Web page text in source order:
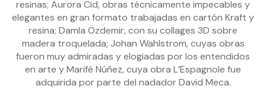
resinas; Aurora Cid, obras técnicamente impecables y
elegantes en gran formato trabajadas en cartón Kraft y
resina; Damla Özdemir, con su collages 3D sobre
madera troquelada; Johan Wahlstrom, cuyas obras
fueron muy admiradas y elogiadas por los entendidos
en arte y Marifé Núñez, cuya obra L’Espagnole fue
adquirida por parte del nadador David Meca.